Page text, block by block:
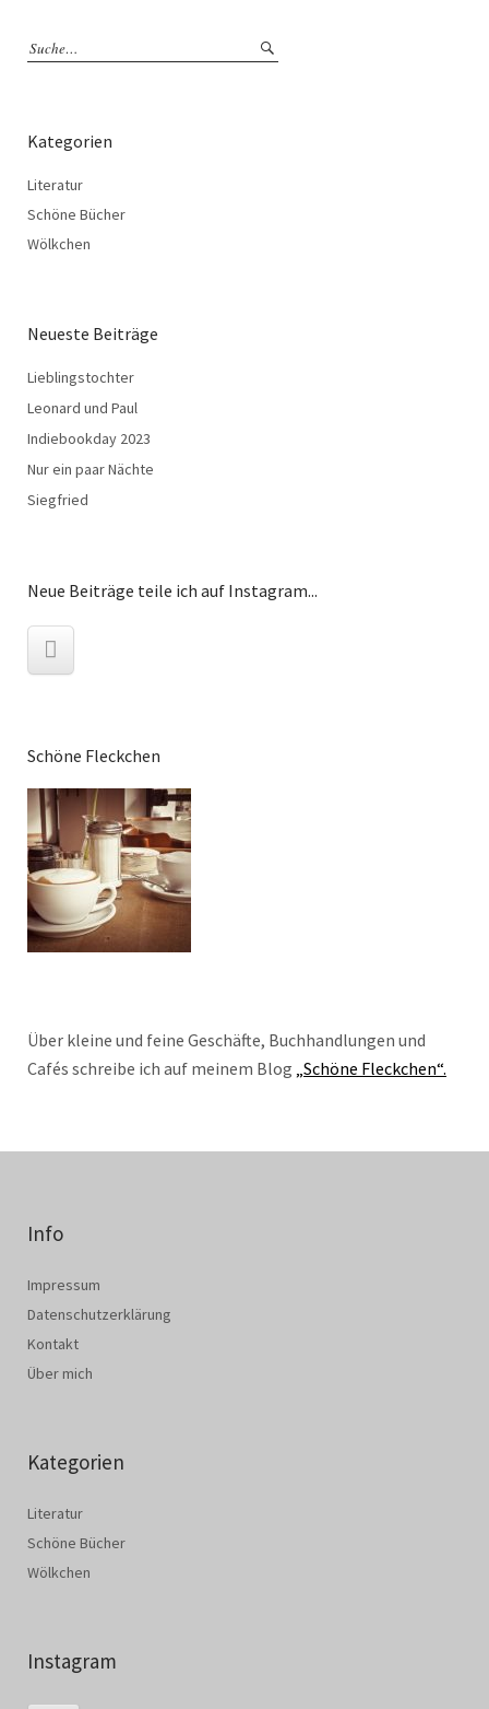
Kategorien
Literatur
Schöne Bücher
Wölkchen
Neueste Beiträge
Lieblingstochter
Leonard und Paul
Indiebookday 2023
Nur ein paar Nächte
Siegfried
Neue Beiträge teile ich auf Instagram...
Schöne Fleckchen
Über kleine und feine Geschäfte, Buchhandlungen und
Cafés schreibe ich auf meinem Blog „Schöne Fleckchen“.
Info
Impressum
Datenschutzerklärung
Kontakt
Über mich
Kategorien
Literatur
Schöne Bücher
Wölkchen
Instagram